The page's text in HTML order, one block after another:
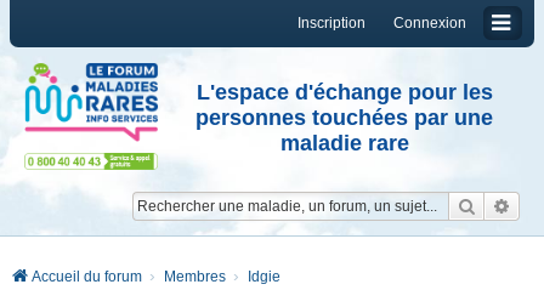
Connexion
Inscription
L'espace d'échange pour les
personnes touchées par une
maladie rare
Accueil du forum Membres Idgie